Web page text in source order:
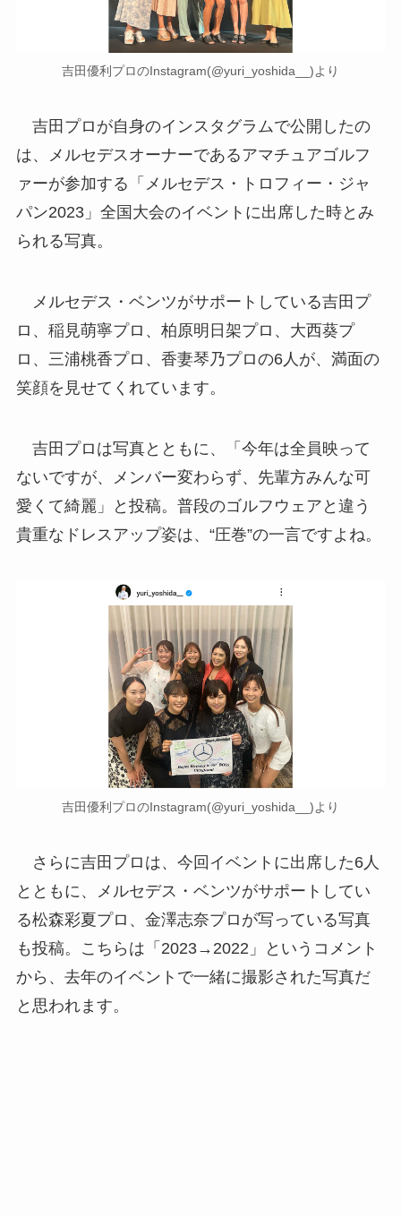
吉田優利プロのInstagram(@yuri_yoshida__)より
吉田プロが自身のインスタグラムで公開したの
は、メルセデスオーナーであるアマチュアゴルフ
ァーが参加する「メルセデス・トロフィー・ジャ
パン2023」全国大会のイベントに出席した時とみ
られる写真。
メルセデス・ベンツがサポートしている吉田プ
ロ、稲見萌寧プロ、柏原明日架プロ、大西葵プ
ロ、三浦桃香プロ、香妻琴乃プロの6人が、満面の
笑顔を見せてくれています。
吉田プロは写真とともに、「今年は全員映って
ないですが、メンバー変わらず、先輩方みんな可
愛くて綺麗」と投稿。普段のゴルフウェアと違う
貴重なドレスアップ姿は、“圧巻”の一言ですよね。
吉田優利プロのInstagram(@yuri_yoshida__)より
さらに吉田プロは、今回イベントに出席した6人
とともに、メルセデス・ベンツがサポートしてい
る松森彩夏プロ、金澤志奈プロが写っている写真
も投稿。こちらは「2023→2022」というコメント
から、去年のイベントで一緒に撮影された写真だ
と思われます。